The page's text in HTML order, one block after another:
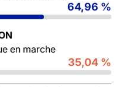
64,96 %
en marche
35,04 %